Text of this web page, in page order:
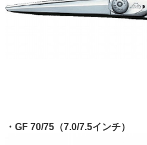
・GF 70/75（7.0/7.5インチ）